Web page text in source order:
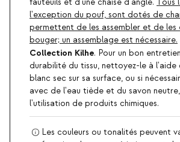
fauteuils et d'une chaise d'angle. Tous
l'exception du pouf, sont dotés de
permettent de les assembler et de les
bouger; un assemblage est nécessaire.
Collection Kilhe. Pour un bon
durabilité du tissu, nettoyez-le à l'aide
blanc sec sur sa surface, ou si
avec de l'eau tiède et du savon
l'utilisation de produits chimiques.
Les couleurs ou tonalités peuvent